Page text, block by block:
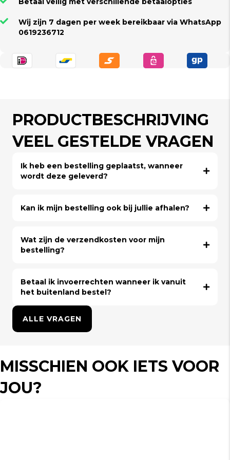
Wij zijn 7 dagen per week bereikbaar via WhatsApp
0619236712
PRODUCTBESCHRIJVING
VEEL GESTELDE VRAGEN
Ik heb een bestelling geplaatst, wanneer
wordt deze geleverd?
Kan ik mijn bestelling ook bij jullie afhalen?
Wat zijn de verzendkosten voor mijn
bestelling?
Betaal ik invoerrechten wanneer ik vanuit
het buitenland bestel?
ALLE VRAGEN
MISSCHIEN OOK IETS VOOR
JOU?